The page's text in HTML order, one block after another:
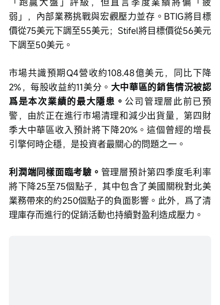
弱」，內部業務挑戰與宏觀壓力並存。BTIG將目標
價從75美元下調至55美元；Stifel將目標價從56美元
下調至50美元。
市場共識預期Q4營收約108.48億美元，同比下降
2%，每股收益約11美分。 大中華區的銷售情況被認
爲是本次業績的最大隱患。 公司管理層此前已預
警，由於正在進行市場清理和減少出貨量，第四財
季大中華區收入預計將下降20%。這個曾經的增長
引擎何時企穩，是投資者最關心的問題之一。
利潤端同樣面臨考驗。 管理層預計第四季度毛利率
將下降25至75個點子，其中包含了美國關稅對北美
業務帶來的約250個點子的負面影響。此外，爲了清
理庫存而進行的促銷活動也持續對盈利造成壓力。